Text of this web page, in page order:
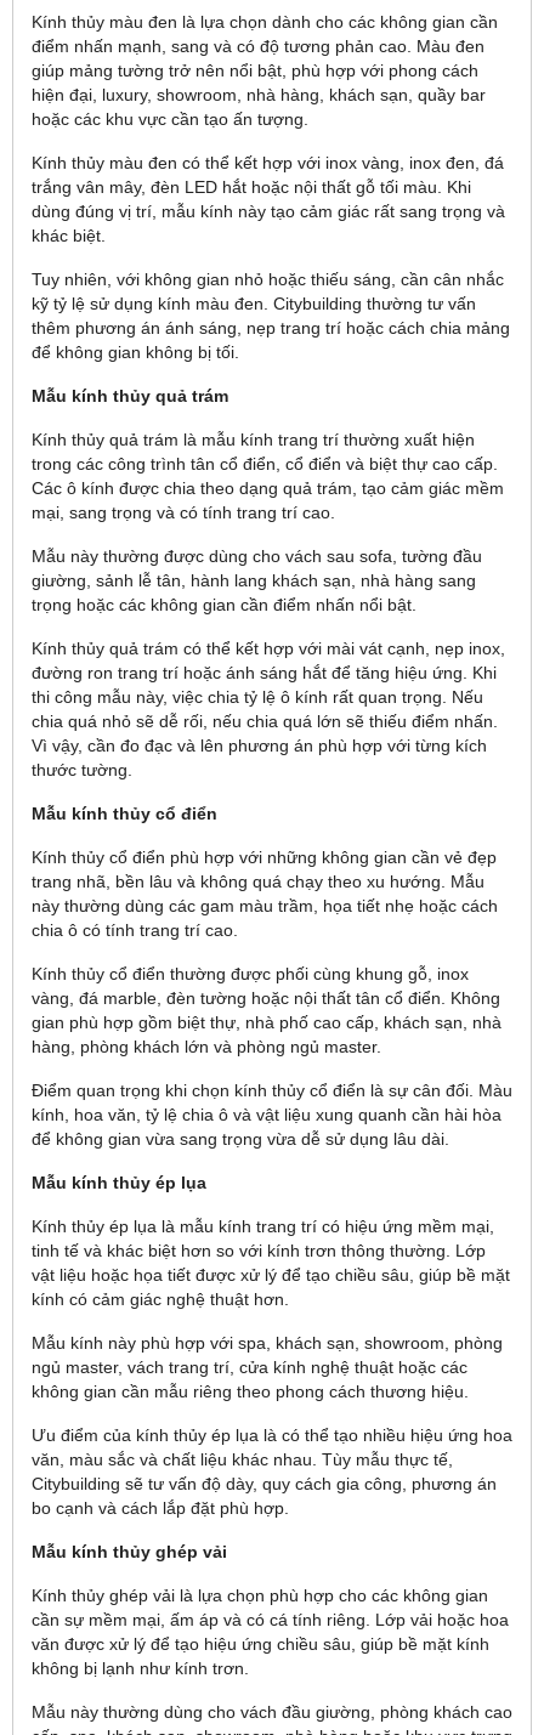
Kính thủy màu đen là lựa chọn dành cho các không gian cần
điểm nhấn mạnh, sang và có độ tương phản cao. Màu đen
giúp mảng tường trở nên nổi bật, phù hợp với phong cách
hiện đại, luxury, showroom, nhà hàng, khách sạn, quầy bar
hoặc các khu vực cần tạo ấn tượng.
Kính thủy màu đen có thể kết hợp với inox vàng, inox đen, đá
trắng vân mây, đèn LED hắt hoặc nội thất gỗ tối màu. Khi
dùng đúng vị trí, mẫu kính này tạo cảm giác rất sang trọng và
khác biệt.
Tuy nhiên, với không gian nhỏ hoặc thiếu sáng, cần cân nhắc
kỹ tỷ lệ sử dụng kính màu đen. Citybuilding thường tư vấn
thêm phương án ánh sáng, nẹp trang trí hoặc cách chia mảng
để không gian không bị tối.
Mẫu kính thủy quả trám
Kính thủy quả trám là mẫu kính trang trí thường xuất hiện
trong các công trình tân cổ điển, cổ điển và biệt thự cao cấp.
Các ô kính được chia theo dạng quả trám, tạo cảm giác mềm
mại, sang trọng và có tính trang trí cao.
Mẫu này thường được dùng cho vách sau sofa, tường đầu
giường, sảnh lễ tân, hành lang khách sạn, nhà hàng sang
trọng hoặc các không gian cần điểm nhấn nổi bật.
Kính thủy quả trám có thể kết hợp với mài vát cạnh, nẹp inox,
đường ron trang trí hoặc ánh sáng hắt để tăng hiệu ứng. Khi
thi công mẫu này, việc chia tỷ lệ ô kính rất quan trọng. Nếu
chia quá nhỏ sẽ dễ rối, nếu chia quá lớn sẽ thiếu điểm nhấn.
Vì vậy, cần đo đạc và lên phương án phù hợp với từng kích
thước tường.
Mẫu kính thủy cổ điển
Kính thủy cổ điển phù hợp với những không gian cần vẻ đẹp
trang nhã, bền lâu và không quá chạy theo xu hướng. Mẫu
này thường dùng các gam màu trầm, họa tiết nhẹ hoặc cách
chia ô có tính trang trí cao.
Kính thủy cổ điển thường được phối cùng khung gỗ, inox
vàng, đá marble, đèn tường hoặc nội thất tân cổ điển. Không
gian phù hợp gồm biệt thự, nhà phố cao cấp, khách sạn, nhà
hàng, phòng khách lớn và phòng ngủ master.
Điểm quan trọng khi chọn kính thủy cổ điển là sự cân đối. Màu
kính, hoa văn, tỷ lệ chia ô và vật liệu xung quanh cần hài hòa
để không gian vừa sang trọng vừa dễ sử dụng lâu dài.
Mẫu kính thủy ép lụa
Kính thủy ép lụa là mẫu kính trang trí có hiệu ứng mềm mại,
tinh tế và khác biệt hơn so với kính trơn thông thường. Lớp
vật liệu hoặc họa tiết được xử lý để tạo chiều sâu, giúp bề mặt
kính có cảm giác nghệ thuật hơn.
Mẫu kính này phù hợp với spa, khách sạn, showroom, phòng
ngủ master, vách trang trí, cửa kính nghệ thuật hoặc các
không gian cần mẫu riêng theo phong cách thương hiệu.
Ưu điểm của kính thủy ép lụa là có thể tạo nhiều hiệu ứng hoa
văn, màu sắc và chất liệu khác nhau. Tùy mẫu thực tế,
Citybuilding sẽ tư vấn độ dày, quy cách gia công, phương án
bo cạnh và cách lắp đặt phù hợp.
Mẫu kính thủy ghép vải
Kính thủy ghép vải là lựa chọn phù hợp cho các không gian
cần sự mềm mại, ấm áp và có cá tính riêng. Lớp vải hoặc hoa
văn được xử lý để tạo hiệu ứng chiều sâu, giúp bề mặt kính
không bị lạnh như kính trơn.
Mẫu này thường dùng cho vách đầu giường, phòng khách cao